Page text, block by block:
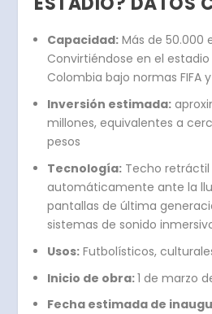
Capacidad: Más de 50.000
Convirtiéndose en el
Colombia bajo normas FIFA y
Inversión estimada:
millones, equivalentes a
pesos
Tecnología: Techo
automáticamente ante la
pantallas de última
sistemas de sonido
Usos: Futbolísticos,
Inicio de obra:1 de marzo
Fecha estimada de